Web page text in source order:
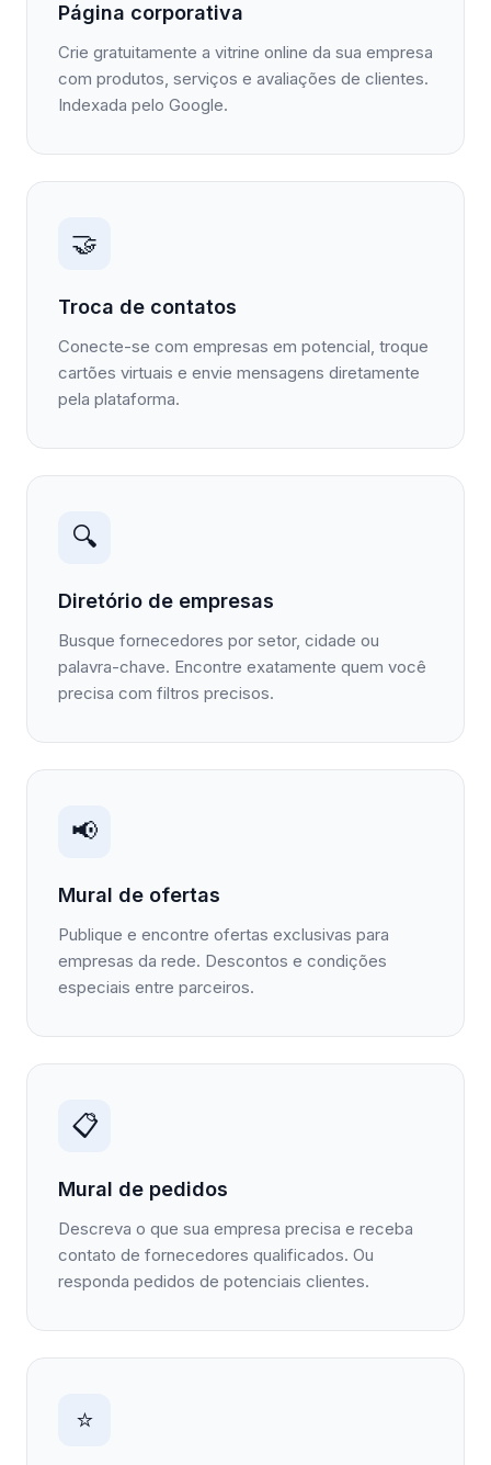
Página corporativa
Crie gratuitamente a vitrine online da sua empresa
com produtos, serviços e avaliações de clientes.
Indexada pelo Google.
🤝
Troca de contatos
Conecte-se com empresas em potencial, troque
cartões virtuais e envie mensagens diretamente
pela plataforma.
🔍
Diretório de empresas
Busque fornecedores por setor, cidade ou
palavra-chave. Encontre exatamente quem você
precisa com filtros precisos.
📢
Mural de ofertas
Publique e encontre ofertas exclusivas para
empresas da rede. Descontos e condições
especiais entre parceiros.
📋
Mural de pedidos
Descreva o que sua empresa precisa e receba
contato de fornecedores qualificados. Ou
responda pedidos de potenciais clientes.
⭐